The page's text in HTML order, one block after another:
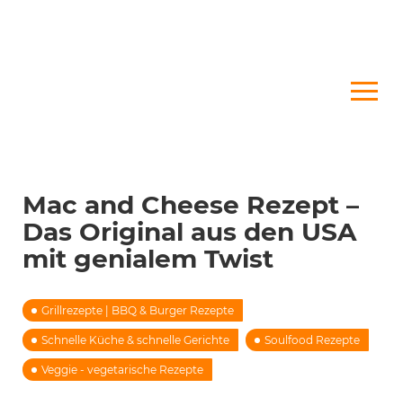
Mac and Cheese Rezept –
Das Original aus den USA
mit genialem Twist
Grillrezepte | BBQ & Burger Rezepte
Schnelle Küche & schnelle Gerichte Soulfood Rezepte
Veggie - vegetarische Rezepte